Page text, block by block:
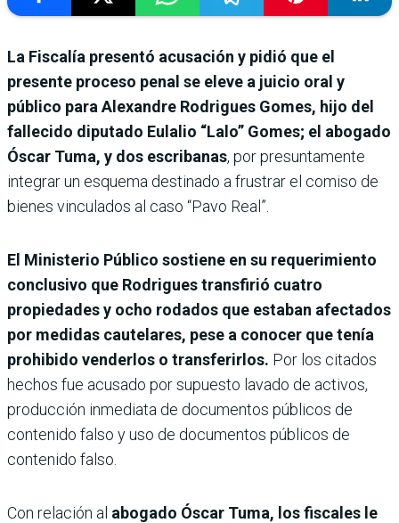
La Fiscalía presentó acusación y pidió que el
presente proceso penal se eleve a juicio oral y
público para Alexandre Rodrigues Gomes, hijo del
fallecido diputado Eulalio “Lalo” Gomes; el abogado
Óscar Tuma, y dos escribanas, por presuntamente
integrar un esquema destinado a frustrar el comiso de
bienes vinculados al caso “Pavo Real”.
El Ministerio Público sostiene en su requerimiento
conclusivo que Rodrigues transfirió cuatro
propiedades y ocho rodados que estaban afectados
por medidas cautelares, pese a conocer que tenía
prohibido venderlos o transferirlos. Por los citados
hechos fue acusado por supuesto lavado de activos,
producción inmediata de documentos públicos de
contenido falso y uso de documentos públicos de
contenido falso.
Con relación al abogado Óscar Tuma, los fiscales le